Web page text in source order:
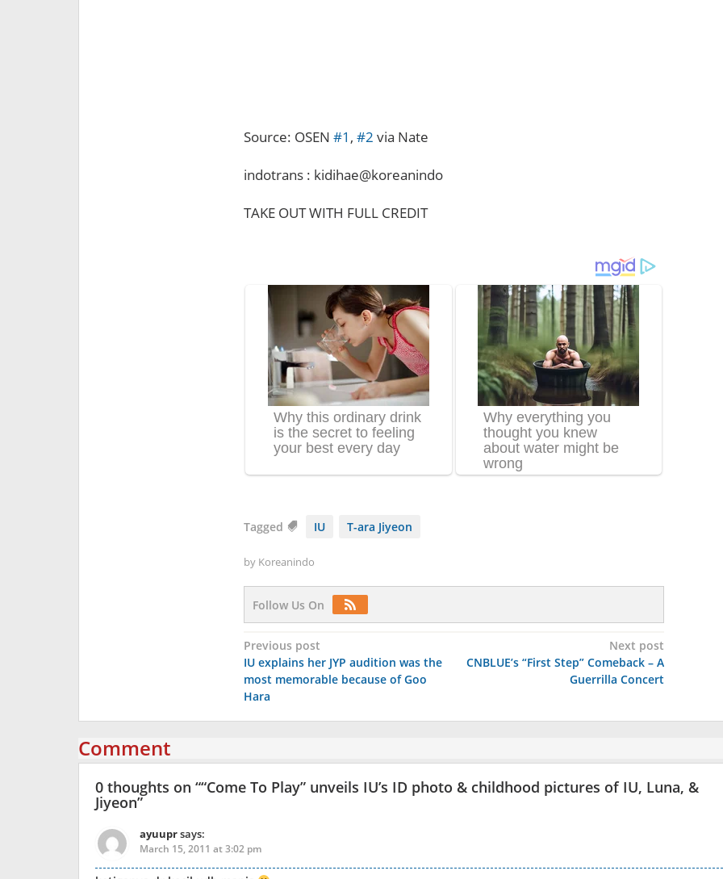
Source: OSEN #1 , #2 via Nate
indotrans : kidihae@koreanindo
TAKE OUT WITH FULL CREDIT
Tagged IU T-ara Jiyeon
by Koreanindo
Follow Us On
Post
navigation
Previous post
IU explains her JYP audition was the
most memorable because of Goo
Hara
Next post
CNBLUE’s “First Step” Comeback – A
Guerrilla Concert
Comment
0 thoughts on ““Come To Play” unveils IU’s ID photo & childhood pictures of IU, Luna, &
Jiyeon”
ayuuprsays:
March 15, 2011 at 3:02 pm